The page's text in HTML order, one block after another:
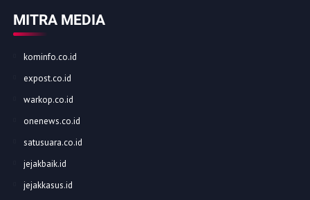
MITRA MEDIA
kominfo.co.id
expost.co.id
warkop.co.id
onenews.co.id
satusuara.co.id
jejakbaik.id
jejakkasus.id